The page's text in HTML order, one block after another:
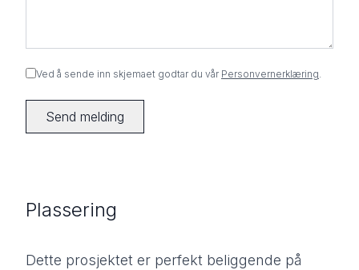
Ved å sende inn skjemaet godtar du vår Personvernerklæring.
Send melding
Plassering
Dette prosjektet er perfekt beliggende på